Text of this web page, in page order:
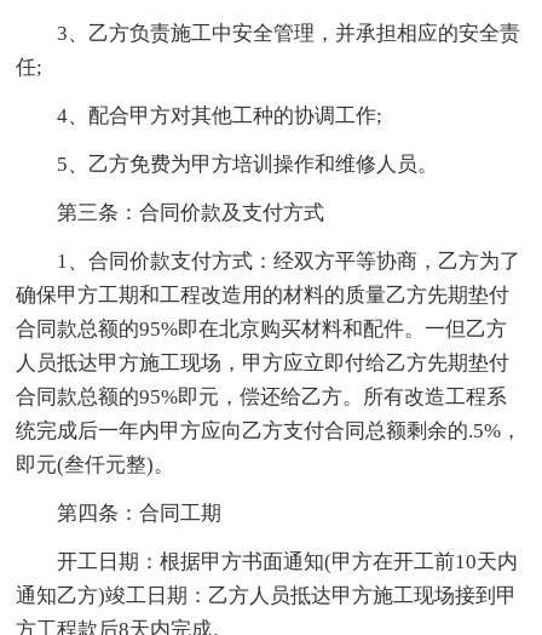
3、乙方负责施工中安全管理，并承担相应的安全责
任;
4、配合甲方对其他工种的协调工作;
5、乙方免费为甲方培训操作和维修人员。
第三条：合同价款及支付方式
1、合同价款支付方式：经双方平等协商，乙方为了
确保甲方工期和工程改造用的材料的质量乙方先期垫付
合同款总额的95%即在北京购买材料和配件。一但乙方
人员抵达甲方施工现场，甲方应立即付给乙方先期垫付
合同款总额的95%即元，偿还给乙方。所有改造工程系
统完成后一年内甲方应向乙方支付合同总额剩余的.5%，
即元(叁仟元整)。
第四条：合同工期
开工日期：根据甲方书面通知(甲方在开工前10天内
通知乙方)竣工日期：乙方人员抵达甲方施工现场接到甲
方工程款后8天内完成。